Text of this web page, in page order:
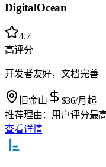
DigitalOcean
4.7
高评分
开发者友好，文档完善
旧金山 $36/月起
推荐理由： 用户评分最
查看详情